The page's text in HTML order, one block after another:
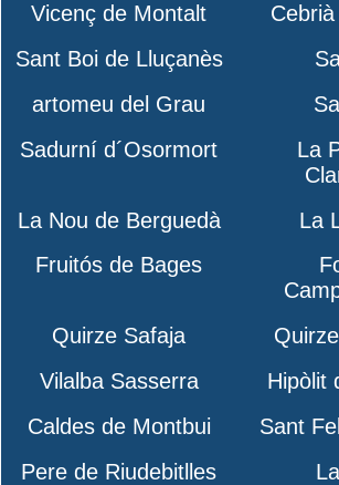
Vicenç de Montalt
Sant Boi de Lluçanès
artomeu del Grau
Sadurní d´Osormort
La
La Nou de Berguedà
La
Fruitós de Bages
Quirze Safaja
Vilalba Sasserra
Hipòlit
Caldes de Montbui
Sant
Pere de Riudebitlles